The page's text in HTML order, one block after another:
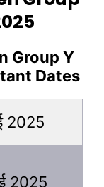
Group Y
Dates
2025
2025